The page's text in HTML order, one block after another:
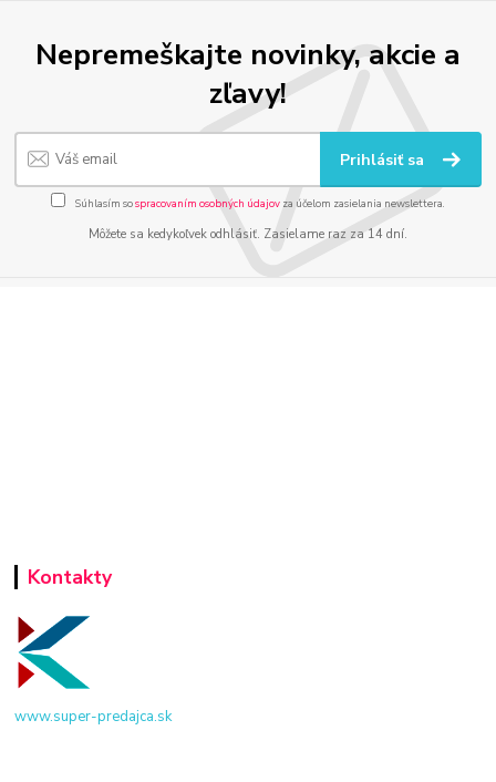
Nepremeškajte novinky, akcie a
zľavy!
Prihlásiť sa
Súhlasím sospracovaním osobných údajov za účelom zasielania newslettera.
Môžete sa kedykoľvek odhlásiť. Zasielame raz za 14 dní.
Kontakty
www.super-predajca.sk